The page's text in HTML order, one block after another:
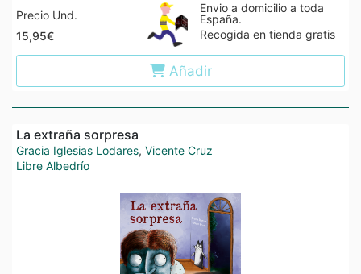
Precio Und.
15,95€
Envio a domicilio a toda
España.
Recogida en tienda gratis
Añadir
La extraña sorpresa
Gracia Iglesias Lodares, Vicente Cruz
Libre Albedrío